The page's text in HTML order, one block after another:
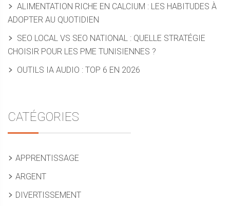
ALIMENTATION RICHE EN CALCIUM : LES HABITUDES À
ADOPTER AU QUOTIDIEN
SEO LOCAL VS SEO NATIONAL : QUELLE STRATÉGIE
CHOISIR POUR LES PME TUNISIENNES ?
OUTILS IA AUDIO : TOP 6 EN 2026
CATÉGORIES
APPRENTISSAGE
ARGENT
DIVERTISSEMENT